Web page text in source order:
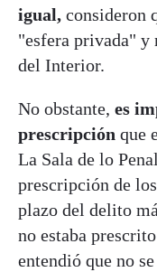
igual, consideron
"esfera privada" y
del Interior.
No obstante, es
prescripción que
La Sala de lo
prescripción de
plazo del delito
no estaba
entendió que no